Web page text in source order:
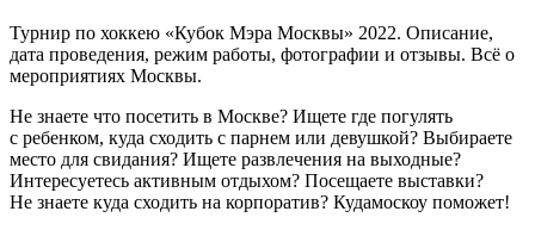
Турнир по хоккею «Кубок Мэра Москвы» 2022. Описание,
дата проведения, режим работы, фотографии и отзывы. Всё о
мероприятиях Москвы.
Не знаете что посетить в Москве? Ищете где погулять
с ребенком, куда сходить с парнем или девушкой? Выбираете
место для свидания? Ищете развлечения на выходные?
Интересуетесь активным отдыхом? Посещаете выставки?
Не знаете куда сходить на корпоратив? Кудамоскоу поможет!